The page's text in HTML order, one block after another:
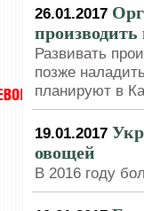
26.01.2017
производить
Развивать
позже
планируют в
19.01.2017
овощей
В 2016 году